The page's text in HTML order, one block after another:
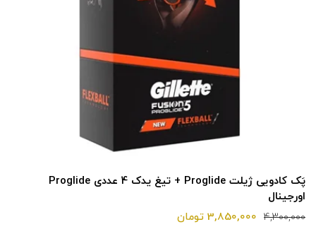
پَک کادویی ژیلت Proglide + تیغ یدک 4 عددی Proglide
اورجینال
4,300,000 3,850,000 تومان